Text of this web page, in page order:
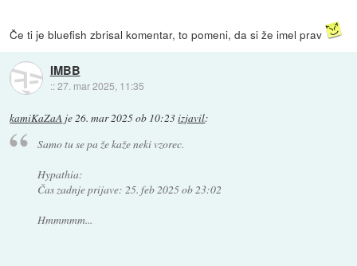
Če ti je bluefish zbrisal komentar, to pomeni, da si že imel prav
IMBB
::27. mar 2025, 11:35
kamiKaZaA je 26. mar 2025 ob 10:23izjavil:
Samo tu se pa že kaže neki vzorec.
Hypathia:
Čas zadnje prijave: 25. feb 2025 ob 23:02
Hmmmmm...